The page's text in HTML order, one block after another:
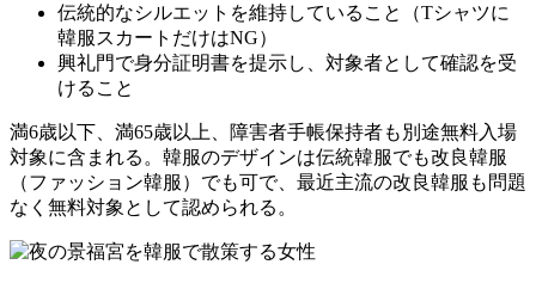
伝統的なシルエットを維持していること（Tシャツに
韓服スカートだけはNG）
興礼門で身分証明書を提示し、対象者として確認を受
けること
満6歳以下、満65歳以上、障害者手帳保持者も別途無料入場
対象に含まれる。韓服のデザインは伝統韓服でも改良韓服
（ファッション韓服）でも可で、最近主流の改良韓服も問題
なく無料対象として認められる。